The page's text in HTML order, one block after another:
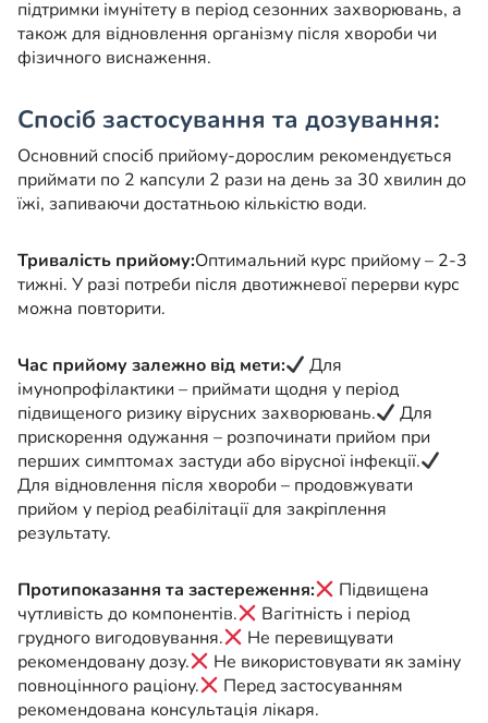
підтримки імунітету в період сезонних захворювань, а
також для відновлення організму після хвороби чи
фізичного виснаження.
Спосіб застосування та дозування:
Основний спосіб прийому-дорослим рекомендується
приймати по 2 капсули 2 рази на день за 30 хвилин до
їжі, запиваючи достатньою кількістю води.
Тривалість прийому:Оптимальний курс прийому – 2-3
тижні. У разі потреби після двотижневої перерви курс
можна повторити.
Час прийому залежно від мети:
Для
імунопрофілактики – приймати щодня у період
підвищеного ризику вірусних захворювань.
Для
прискорення одужання – розпочинати прийом при
перших симптомах застуди або вірусної інфекції.
Для відновлення після хвороби – продовжувати
прийом у період реабілітації для закріплення
результату.
Протипоказання та застереження:
Підвищена
чутливість до компонентів.
Вагітність і період
грудного вигодовування.
Не перевищувати
рекомендовану дозу.
Не використовувати як заміну
повноцінного раціону.
Перед застосуванням
рекомендована консультація лікаря.